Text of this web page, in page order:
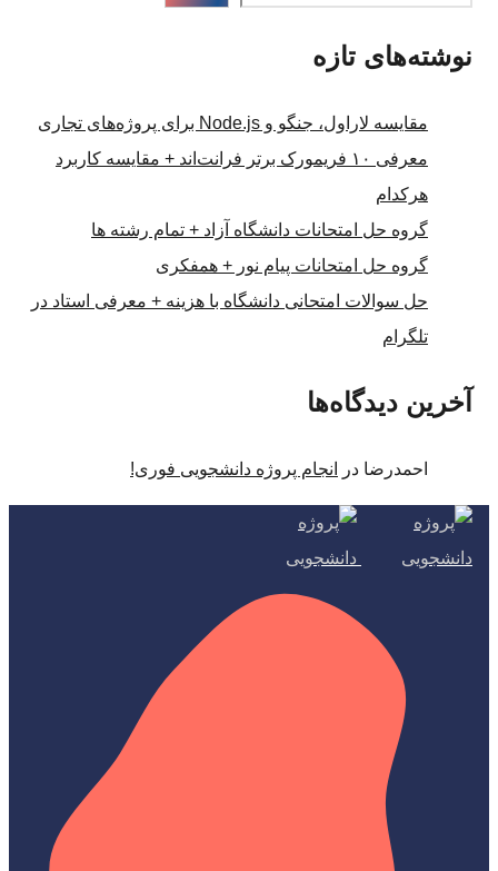
نوشته‌های تازه
مقایسه لاراول، جنگو و Node.js برای پروژه‌های تجاری
معرفی ۱۰ فریمورک برتر فرانت‌اند + مقایسه کاربرد
هرکدام
گروه حل امتحانات دانشگاه آزاد + تمام رشته ها
گروه حل امتحانات پیام نور + همفکری
حل سوالات امتحانی دانشگاه با هزینه + معرفی استاد در
تلگرام
آخرین دیدگاه‌ها
احمدرضا در انجام پروژه دانشجویی فوری!